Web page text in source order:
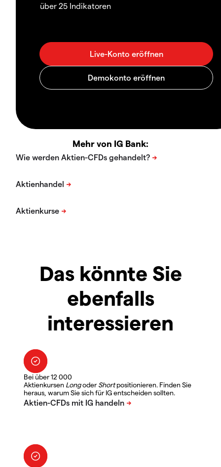
über 25 Indikatoren
Mehr von IG Bank:
Das könnte Sie
ebenfalls
interessieren
Bei über 12 000
Aktienkursen LongoderShortpositionieren. Finden Sie
heraus, warum Sie sich für IG entscheiden sollten.